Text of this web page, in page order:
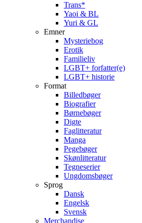
Trans*
Yaoi & BL
Yuri & GL
Emner
Mysteriebog
Erotik
Familieliv
LGBT+ forfatter(e)
LGBT+ historie
Format
Billedbøger
Biografier
Børnebøger
Digte
Faglitteratur
Manga
Pegebøger
Skønlitteratur
Tegneserier
Ungdomsbøger
Sprog
Dansk
Engelsk
Svensk
Merchandise